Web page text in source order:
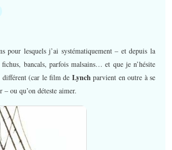
lesquels j’ai systématiquement – et depuis la
bancals, parfois malsains… et que je n’hésite
différent (car le film de Lynchparvient en outre à se
– ou qu’on déteste aimer.